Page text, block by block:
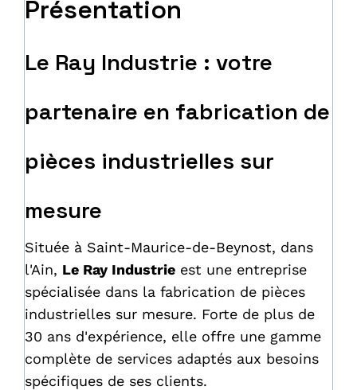
Présentation
Le Ray Industrie : votre
partenaire en fabrication de
pièces industrielles sur
mesure
Située à Saint-Maurice-de-Beynost, dans
l'Ain, Le Ray Industrie est une entreprise
spécialisée dans la fabrication de pièces
industrielles sur mesure. Forte de plus de
30 ans d'expérience, elle offre une gamme
complète de services adaptés aux besoins
spécifiques de ses clients.